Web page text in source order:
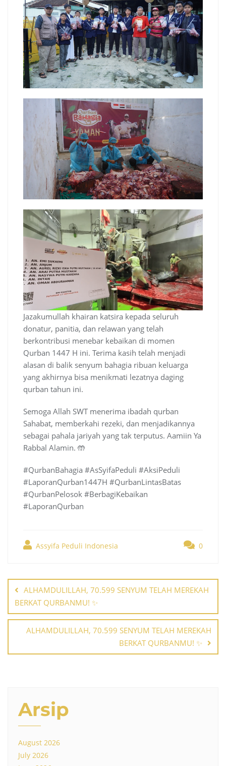
Jazakumullah khairan katsira kepada seluruh
donatur, panitia, dan relawan yang telah
berkontribusi menebar kebaikan di momen
Qurban 1447 H ini. Terima kasih telah menjadi
alasan di balik senyum bahagia ribuan keluarga
yang akhirnya bisa menikmati lezatnya daging
qurban tahun ini.
Semoga Allah SWT menerima ibadah qurban
Sahabat, memberkahi rezeki, dan menjadikannya
sebagai pahala jariyah yang tak terputus. Aamiin Ya
Rabbal Alamin. 🤲
#QurbanBahagia #AsSyifaPeduli #AksiPeduli
#LaporanQurban1447H #QurbanLintasBatas
#QurbanPelosok #BerbagiKebaikan
#LaporanQurban
Assyifa Peduli Indonesia 0
navigation
ALHAMDULILLAH, 70.599 SENYUM TELAH MEREKAH
BERKAT QURBANMU! ✨
ALHAMDULILLAH, 70.599 SENYUM TELAH MEREKAH
BERKAT QURBANMU! ✨
Arsip
August 2026
July 2026